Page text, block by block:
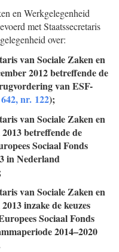
en Werkgelegenheid
met Staatssecretaris
over:
van Sociale Zaken en
2012 betreffende de
van ESF-
nr. 122);
van Sociale Zaken en
betreffende de
Sociaal Fonds
in Nederland
van Sociale Zaken en
inzake de keuzes
Sociaal Fonds
2014–2020